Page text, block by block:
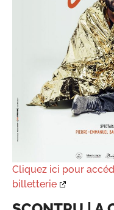
Cliquez ici pour
billetterie